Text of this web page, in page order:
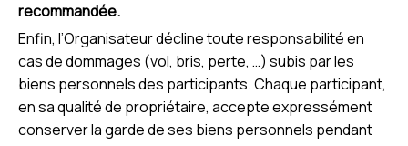
recommandée.
Enfin, l’Organisateur décline toute responsabilité en
cas de dommages (vol, bris, perte, …) subis par les
biens personnels des participants. Chaque participant,
en sa qualité de propriétaire, accepte expressément
conserver la garde de ses biens personnels pendant